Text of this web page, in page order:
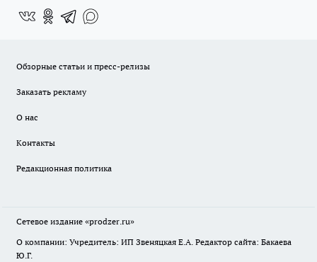
Обзорные статьи и пресс-релизы
Заказать рекламу
О нас
Контакты
Редакционная политика
Сетевое издание «prodzer.ru»
О компании: Учредитель: ИП Звеняцкая Е.А. Редактор сайта: Бакаева
Ю.Г.